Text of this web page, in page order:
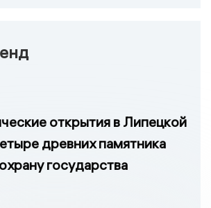
открытия в Липецкой
древних памятника
государства